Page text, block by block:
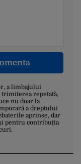
a limbajului
repetată,
nu doar la
a dreptului
aprinse, dar
pentru contribuția